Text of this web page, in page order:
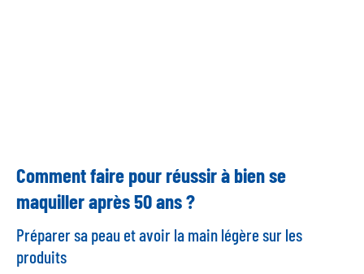
Comment faire pour réussir à bien se
maquiller après 50 ans ?
Préparer sa peau et avoir la main légère sur les
produits